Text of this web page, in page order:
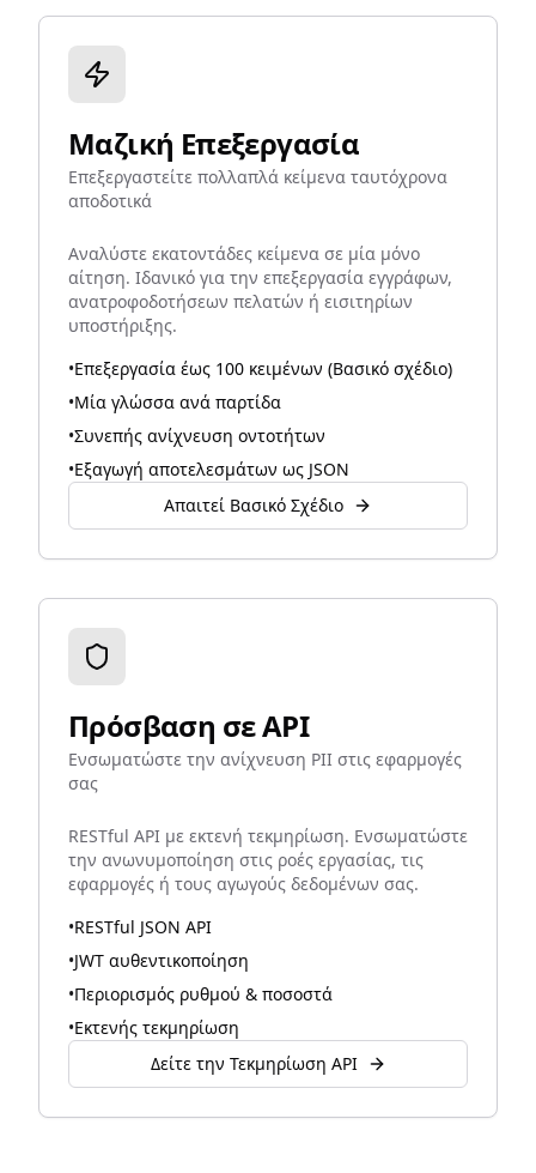
Μαζική Επεξεργασία
Επεξεργαστείτε πολλαπλά κείμενα ταυτόχρονα
αποδοτικά
Αναλύστε εκατοντάδες κείμενα σε μία μόνο
αίτηση. Ιδανικό για την επεξεργασία εγγράφων,
ανατροφοδοτήσεων πελατών ή εισιτηρίων
υποστήριξης.
•Επεξεργασία έως 100 κειμένων (Βασικό σχέδιο)
•Μία γλώσσα ανά παρτίδα
•Συνεπής ανίχνευση οντοτήτων
•Εξαγωγή αποτελεσμάτων ως JSON
Απαιτεί Βασικό Σχέδιο
Πρόσβαση σε API
Ενσωματώστε την ανίχνευση PII στις εφαρμογές
σας
RESTful API με εκτενή τεκμηρίωση. Ενσωματώστε
την ανωνυμοποίηση στις ροές εργασίας, τις
εφαρμογές ή τους αγωγούς δεδομένων σας.
•RESTful JSON API
•JWT αυθεντικοποίηση
•Περιορισμός ρυθμού & ποσοστά
•Εκτενής τεκμηρίωση
Δείτε την Τεκμηρίωση API